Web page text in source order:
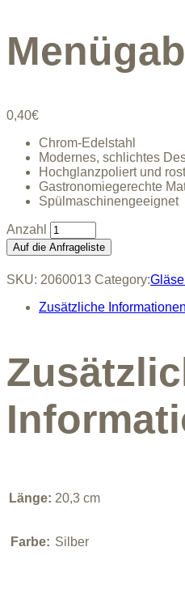
0,40€
Chrom-Edelstahl
Modernes, schlichtes
Hochglanzpoliert und
Gastronomiegerechte
Spülmaschinengeeignet
Menügabel
quantity
Auf die Anfrageliste
SKU: 2060013 Category:
Zusätzliche Informationen
Länge: 20,3 cm
Farbe: Silber